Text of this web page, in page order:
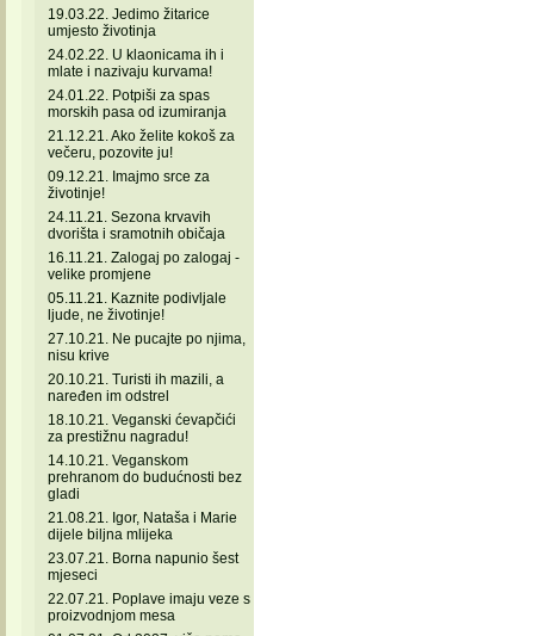
19.03.22. Jedimo žitarice
umjesto životinja
24.02.22. U klaonicama ih i
mlate i nazivaju kurvama!
24.01.22. Potpiši za spas
morskih pasa od izumiranja
21.12.21. Ako želite kokoš za
večeru, pozovite ju!
09.12.21. Imajmo srce za
životinje!
24.11.21. Sezona krvavih
dvorišta i sramotnih običaja
16.11.21. Zalogaj po zalogaj -
velike promjene
05.11.21. Kaznite podivljale
ljude, ne životinje!
27.10.21. Ne pucajte po njima,
nisu krive
20.10.21. Turisti ih mazili, a
naređen im odstrel
18.10.21. Veganski ćevapčići
za prestižnu nagradu!
14.10.21. Veganskom
prehranom do budućnosti bez
gladi
21.08.21. Igor, Nataša i Marie
dijele biljna mlijeka
23.07.21. Borna napunio šest
mjeseci
22.07.21. Poplave imaju veze s
proizvodnjom mesa